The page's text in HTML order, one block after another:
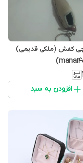
کفش (ملکی قدیمی)
افزودن به سبد